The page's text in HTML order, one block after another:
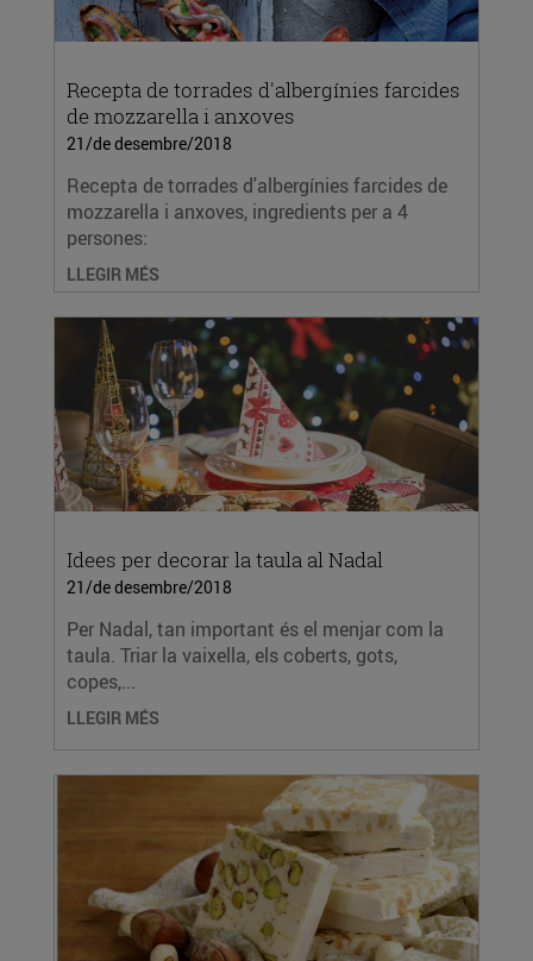
Recepta de torrades d'albergínies farcides
de mozzarella i anxoves
21/de desembre/2018
Recepta de torrades d'albergínies farcides de
mozzarella i anxoves, ingredients per a 4
persones:
LLEGIR MÉS
Idees per decorar la taula al Nadal
21/de desembre/2018
Per Nadal, tan important és el menjar com la
taula. Triar la vaixella, els coberts, gots,
copes,...
LLEGIR MÉS